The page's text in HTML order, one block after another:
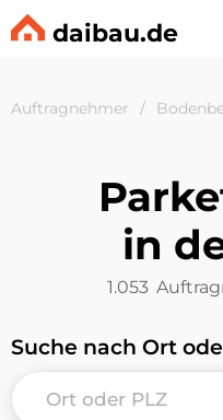
daibau.de
Auftragnehmer
in
1.053
Suche nach Ort